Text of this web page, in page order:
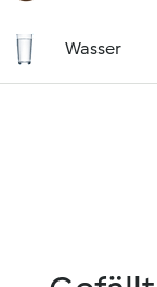
Wasser